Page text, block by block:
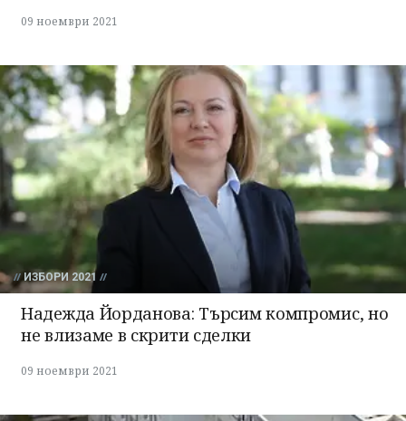
09 ноември 2021
ИЗБОРИ 2021
Надежда Йорданова: Търсим компромис, но
не влизаме в скрити сделки
09 ноември 2021